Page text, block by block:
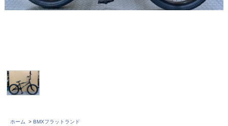
ホーム > BMXフラットランド